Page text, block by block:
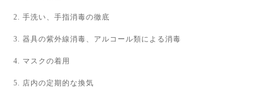
2. 手洗い、手指消毒の徹底
3. 器具の紫外線消毒、アルコール類による消毒
4. マスクの着用
5. 店内の定期的な換気